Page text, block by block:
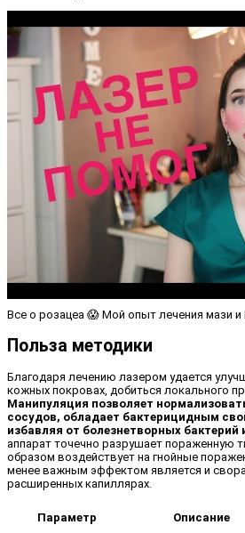
Все о розацеа 😱 Мой опыт лечения мази
Польза методики
Благодаря лечению лазером удается
кожных покровах, добиться локального
Манипуляция позволяет
сосудов, обладает бактерицидным
избавляя от болезнетворных бактерий
аппарат точечно разрушает пораженную
образом воздействует на гнойные
менее важным эффектом является и
расширенных капиллярах.
Параметр Описание